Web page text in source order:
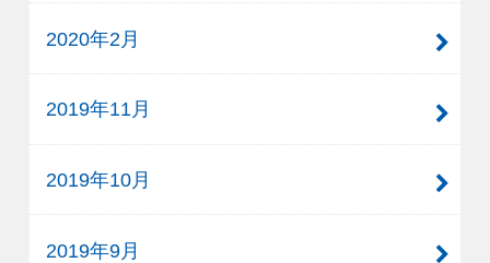
2020年2月
2019年11月
2019年10月
2019年9月